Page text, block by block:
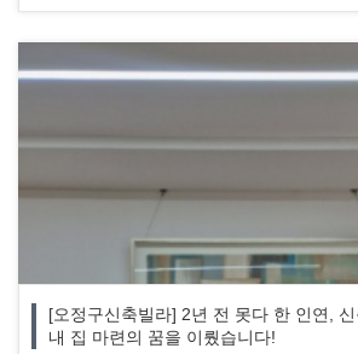
[오정구신축빌라] 2년 전 못다 한 인연,
내 집 마련의 꿈을 이뤘습니다!